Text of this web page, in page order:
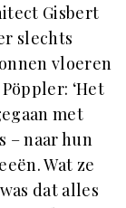
Gisbert
slechts
vloeren
‘Het
met
– naar hun
Wat ze
dat alles